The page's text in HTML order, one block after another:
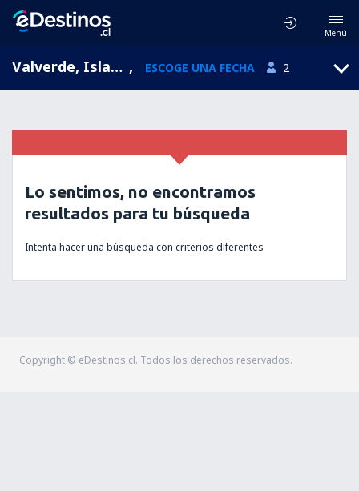
Menú
Valverde, Islas Canarias, España , ESCOGE UNA FECHA 2
Lo sentimos, no encontramos
resultados para tu búsqueda
Intenta hacer una búsqueda con criterios diferentes
Copyright © eDestinos.cl. Todos los derechos reservados.